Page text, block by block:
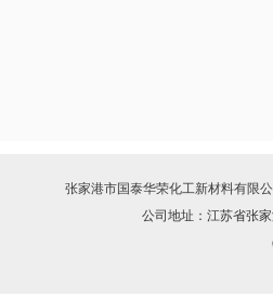
张家港市国泰华荣化工新材料有限
公司地址：江苏省张